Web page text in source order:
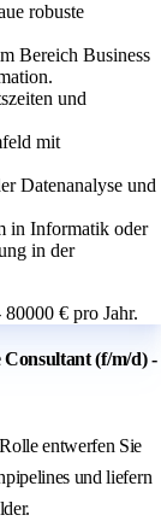
robuste
Bereich Business
und
mit
Datenanalyse und
in Informatik oder
in der
€ pro Jahr.
Consultant (f/m/d) -
entwerfen Sie
und liefern